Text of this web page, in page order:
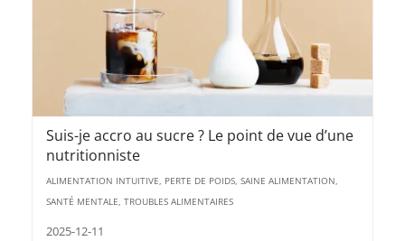
Suis-je accro au sucre ? Le point de vue d’une
nutritionniste
ALIMENTATION INTUITIVE, PERTE DE POIDS, SAINE ALIMENTATION,
SANTÉ MENTALE, TROUBLES ALIMENTAIRES
2025-12-11